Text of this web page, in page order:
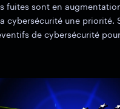
fuites sont en
cybersécurité une priorité.
de cybersécurité